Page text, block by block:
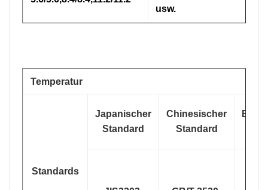
usw.
Temperatur
Standards
Japanischer
Standard
Chinesischer
Standard